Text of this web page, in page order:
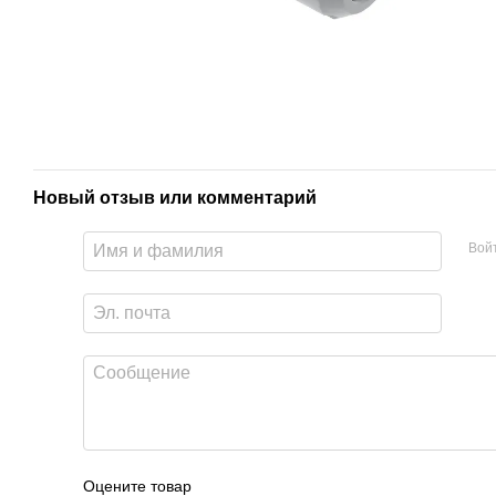
Новый отзыв или комментарий
Оцените товар